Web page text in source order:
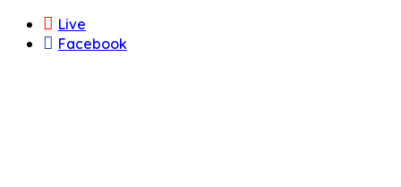
Live
Facebook